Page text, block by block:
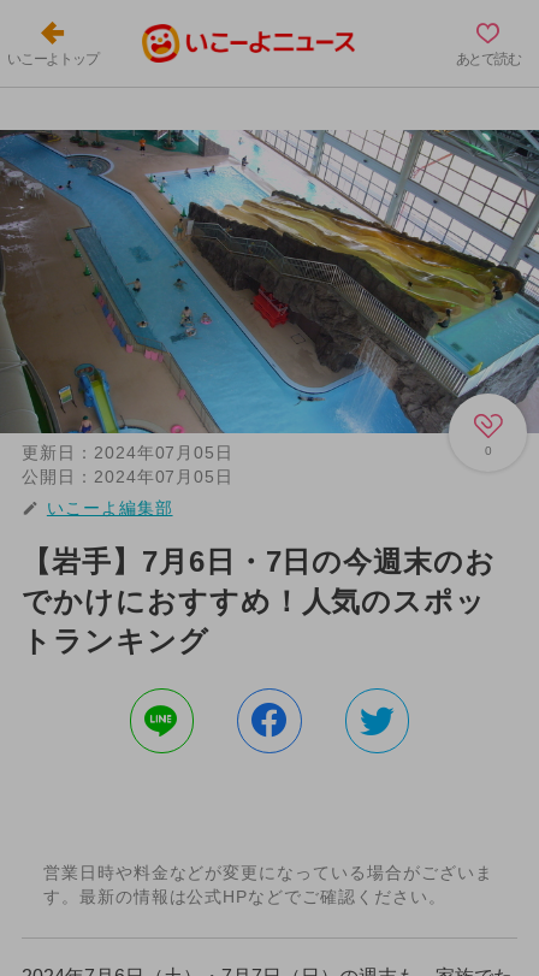
いこーよトップ あとで読む
0
更新日： 2024年07月05日
公開日： 2024年07月05日
いこーよ編集部
【岩手】7月6日・7日の今週末のお
でかけにおすすめ！人気のスポッ
トランキング
営業日時や料金などが変更になっている場合がございま
す。最新の情報は公式HPなどでご確認ください。